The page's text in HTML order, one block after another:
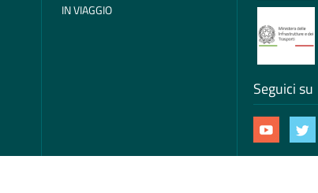
IN VIAGGIO
Seguici su